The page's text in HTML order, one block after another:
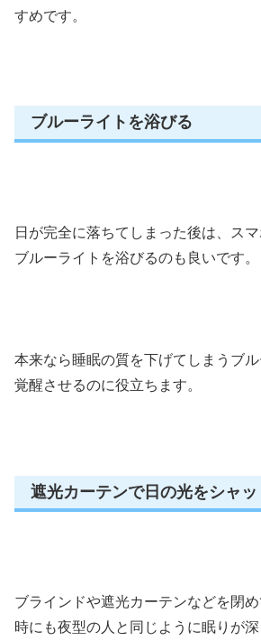
すめです。
ブルーライトを浴びる
日が完全に落ちてしまった後は、ス
ブルーライトを浴びるのも良いです。
本来なら睡眠の質を下げてしまうブ
覚醒させるのに役立ちます。
遮光カーテンで日の光をシャ
ブラインドや遮光カーテンなどを閉
時にも夜型の人と同じように眠りが